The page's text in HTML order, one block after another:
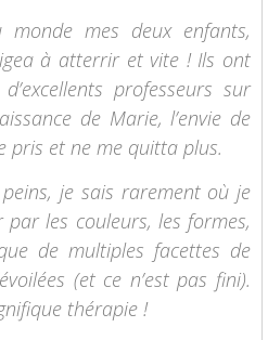
mes deux enfants,
à atterrir et vite ! Ils ont
professeurs sur
de Marie, l’envie de
pris et ne me quitta plus.
je sais rarement où je
par les couleurs, les formes,
de multiples facettes de
(et ce n’est pas fini).
thérapie !